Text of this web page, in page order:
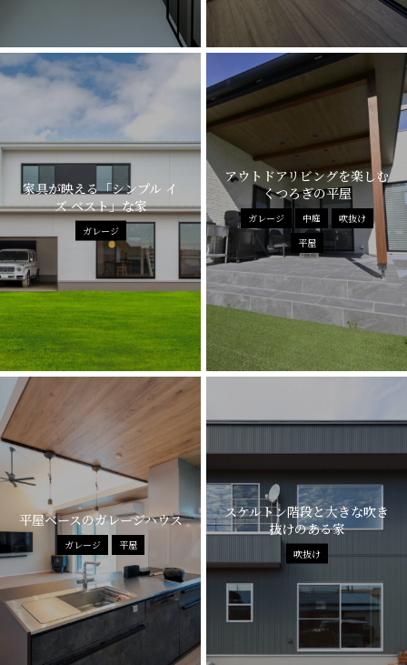
家具が映える「シンプル イ
ズ ベスト」な家
ガレージ
アウトドアリビングを楽しむ
くつろぎの平屋
ガレージ 中庭
吹抜け
平屋
平屋ベースのガレージハウス
ガレージ 平屋
スケルトン階段と大きな吹き
抜けのある家
吹抜け